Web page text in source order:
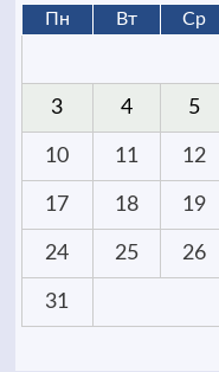
Пн Вт Ср
3 4 5
10 11 12
17 18 19
24 25 26
31